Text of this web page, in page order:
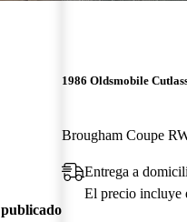
1986 Oldsmobile
Brougham Coupe
Entrega a
El precio incluye